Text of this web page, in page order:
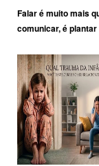
Falar é muito mais
comunicar, é plantar